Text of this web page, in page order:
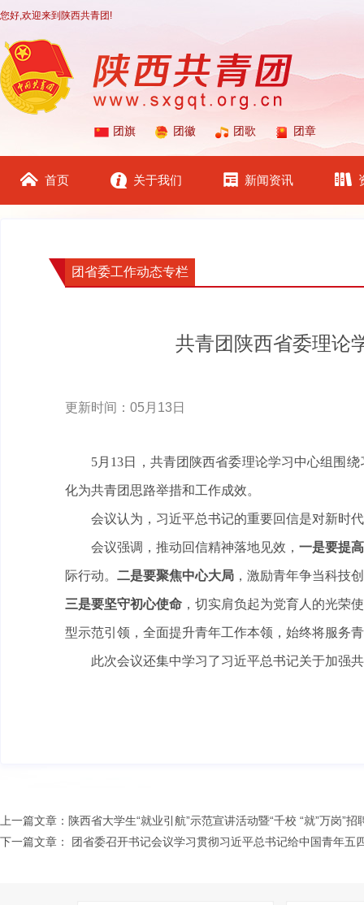
您好,欢迎来到陕西共青团!
团旗 团徽 团歌 团章
首页 关于我们 新闻资讯
团省委工作动态专栏
共青团陕西省委理论
更新时间：05月13日
5月13日，共青团陕西省委理论学习中心组围
化为共青团思路举措和工作成效。
会议认为，习近平总书记的重要回信是对新时
会议强调，推动回信精神落地见效， 一是要提
际行动。 二是要聚焦中心大局 ，激励青年争当科技
三是要坚守初心使命 ，切实肩负起为党育人的光荣
型示范引领，全面提升青年工作本领，始终将服务
此次会议还集中学习了习近平总书记关于加强
上一篇文章： 陕西省大学生“就业引航”示范宣讲活动暨“千校 “就”万岗”
下一篇文章：
团省委召开书记会议学习贯彻习近平总书记给中国青年